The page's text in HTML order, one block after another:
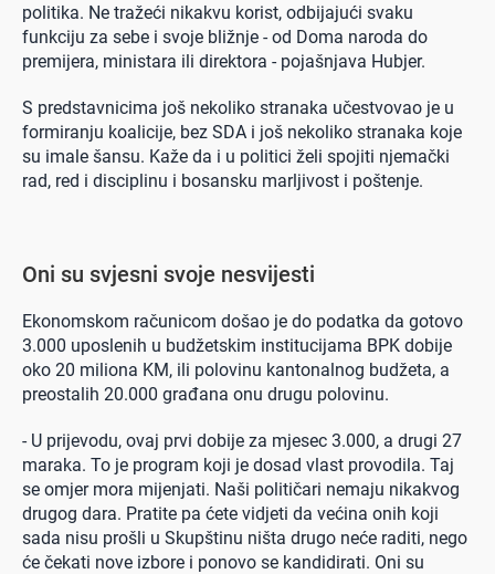
politika. Ne tražeći nikakvu korist, odbijajući svaku
funkciju za sebe i svoje bližnje - od Doma naroda do
premijera, ministara ili direktora - pojašnjava Hubjer.
S predstavnicima još nekoliko stranaka učestvovao je u
formiranju koalicije, bez SDA i još nekoliko stranaka koje
su imale šansu. Kaže da i u politici želi spojiti njemački
rad, red i disciplinu i bosansku marljivost i poštenje.
Oni su svjesni svoje nesvijesti
Ekonomskom računicom došao je do podatka da gotovo
3.000 uposlenih u budžetskim institucijama BPK dobije
oko 20 miliona KM, ili polovinu kantonalnog budžeta, a
preostalih 20.000 građana onu drugu polovinu.
- U prijevodu, ovaj prvi dobije za mjesec 3.000, a drugi 27
maraka. To je program koji je dosad vlast provodila. Taj
se omjer mora mijenjati. Naši političari nemaju nikakvog
drugog dara. Pratite pa ćete vidjeti da većina onih koji
sada nisu prošli u Skupštinu ništa drugo neće raditi, nego
će čekati nove izbore i ponovo se kandidirati. Oni su